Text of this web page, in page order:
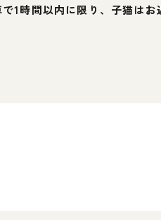
時間以内に限り、子猫はお